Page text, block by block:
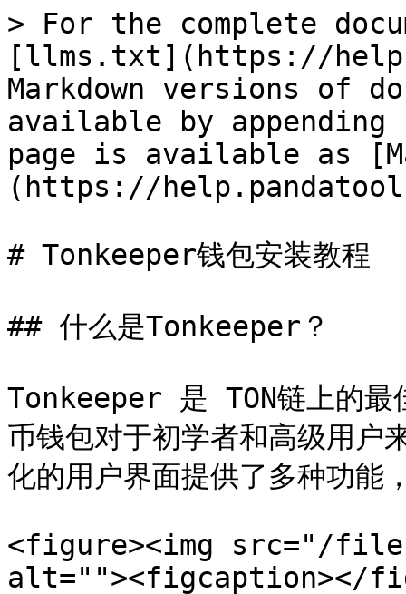
> For the complete
[llms.txt](https://
Markdown versions of
available by
page is available as
(https://
# Tonkeeper钱包安装教程
## 什么是Tonkeeper？
Tonkeeper 是 TON链上的最
币钱包对于初学者和高级用户
化的用户界面提供了多种功能
<figure><img src="/files/
alt=""><figcaption></